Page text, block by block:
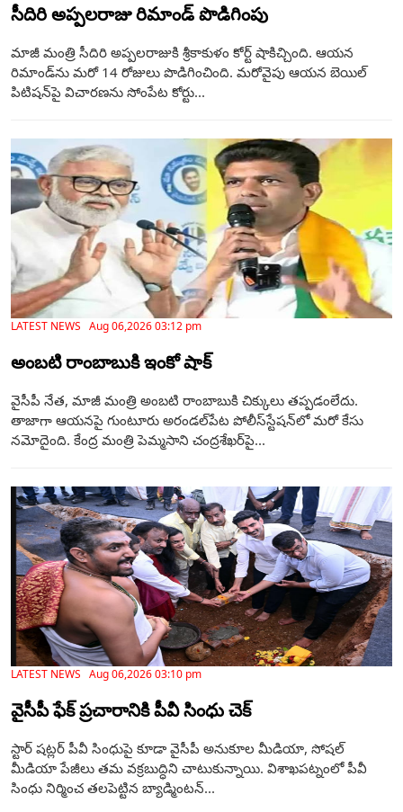
సీదిరి అప్పలరాజు రిమాండ్ పొడిగింపు
మాజీ మంత్రి సీదిరి అప్పలరాజుకి శ్రీకాకుళం కోర్ట్ షాకిచ్చింది. ఆయన
రిమాండ్‌ను మరో 14 రోజులు పొడిగించింది. మరోవైపు ఆయన బెయిల్‌
పిటిషన్‌పై విచారణను సోంపేట కోర్టు...
LATEST NEWS Aug 06,2026 03:12 pm
అంబటి రాంబాబుకి ఇంకో షాక్
వైసీపీ నేత, మాజీ మంత్రి అంబటి రాంబాబుకి చిక్కులు తప్పడంలేదు.
తాజాగా ఆయనపై గుంటూరు అరండల్‌పేట పోలీస్‌స్టేషన్‌లో మరో కేసు
నమోదైంది. కేంద్ర మంత్రి పెమ్మసాని చంద్రశేఖర్‌పై...
LATEST NEWS Aug 06,2026 03:10 pm
వైసీపీ ఫేక్ ప్రచారానికి పీవీ సింధు చెక్
స్టార్ షట్లర్ పీవీ సింధుపై కూడా వైసీపీ అనుకూల మీడియా, సోషల్
మీడియా పేజీలు తమ వక్రబుద్ధిని చాటుకున్నాయి. విశాఖపట్నంలో పీవీ
సింధు నిర్మించ తలపెట్టిన బ్యాడ్మింటన్...